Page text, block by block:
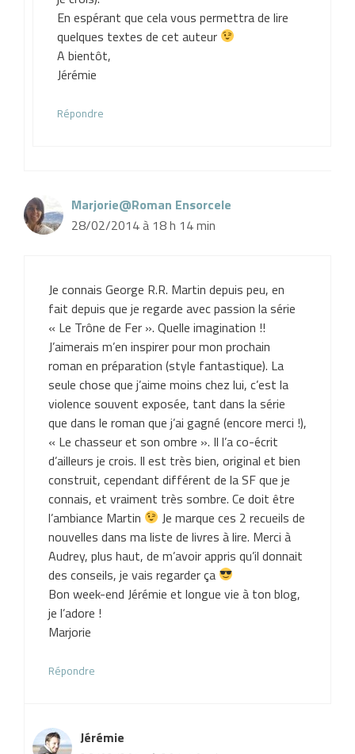
En espérant que cela vous permettra de lire
quelques textes de cet auteur
A bientôt,
Jérémie
Répondre
Marjorie@Roman Ensorcele
28/02/2014 à 18 h 14 min
Je connais George R.R. Martin depuis peu, en
fait depuis que je regarde avec passion la série
« Le Trône de Fer ». Quelle imagination !!
J’aimerais m’en inspirer pour mon prochain
roman en préparation (style fantastique). La
seule chose que j’aime moins chez lui, c’est la
violence souvent exposée, tant dans la série
que dans le roman que j’ai gagné (encore merci !),
« Le chasseur et son ombre ». Il l’a co-écrit
d’ailleurs je crois. Il est très bien, original et bien
construit, cependant différent de la SF que je
connais, et vraiment très sombre. Ce doit être
l’ambiance Martin
Je marque ces 2 recueils de
nouvelles dans ma liste de livres à lire. Merci à
Audrey, plus haut, de m’avoir appris qu’il donnait
des conseils, je vais regarder ça
Bon week-end Jérémie et longue vie à ton blog,
je l’adore !
Marjorie
Répondre
Jérémie